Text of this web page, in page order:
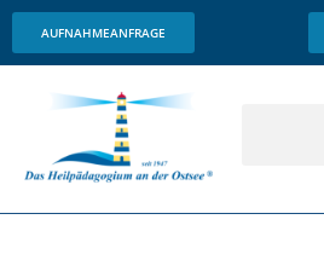
springen
AUFNAHMEANFRAGE